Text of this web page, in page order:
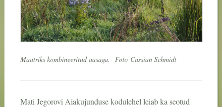
Maatriks kombineeritud aasaga. Foto Cassian Schmidt
Mati Jegorovi Aiakujunduse kodulehel leiab ka seotud